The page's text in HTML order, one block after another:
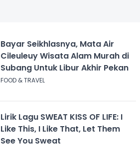
Bayar Seikhlasnya, Mata Air
Cileuleuy Wisata Alam Murah di
Subang Untuk Libur Akhir Pekan
FOOD & TRAVEL
Lirik Lagu SWEAT KISS OF LIFE: I
Like This, I Like That, Let Them
See You Sweat